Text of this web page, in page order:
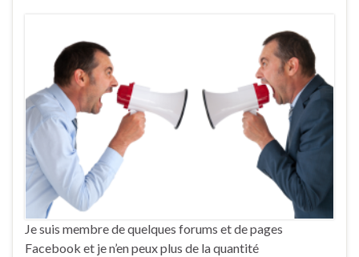
Je suis membre de quelques forums et de pages
Facebook et je n’en peux plus de la quantité